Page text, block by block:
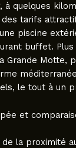
, à quelques
tarifs
piscine
buffet.
Grande Motte,
le tout à un
et
la proximité